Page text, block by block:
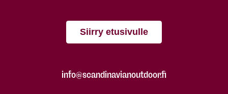
Siirry etusivulle
info@scandinavianoutdoor.fi